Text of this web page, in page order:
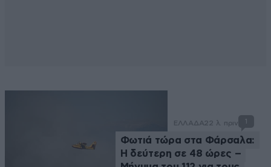
ΕΛΛΑΔΑ22 λ. πριν 1
Φωτιά τώρα στα Φάρσαλα:
Η δεύτερη σε 48 ώρες –